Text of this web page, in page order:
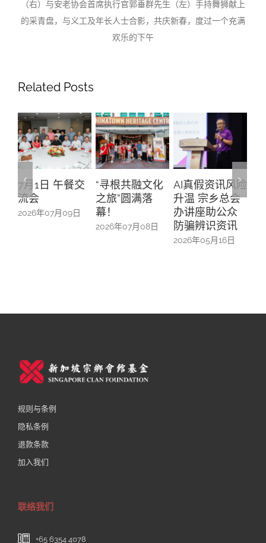
（右）与安老协会首席执行官郭垂群先生（左）手持舞狮献上
的采青盘，与义工及年长人士合影，共庆新春，度过一个充满
欢乐的下午
Related Posts
餐交
09日
“寻根共融文化
之旅”圆满落
幕！
2026年07月08日
AI真假资讯风险
升温 宗乡总会
办讲座助公众
防骗辨识资讯
2026年05月16日
活动管理和社
交媒体运营
2026年03月26日
规则与条例
隐私条例
退款条款
加入我们
联络我们
+65 6354 4078